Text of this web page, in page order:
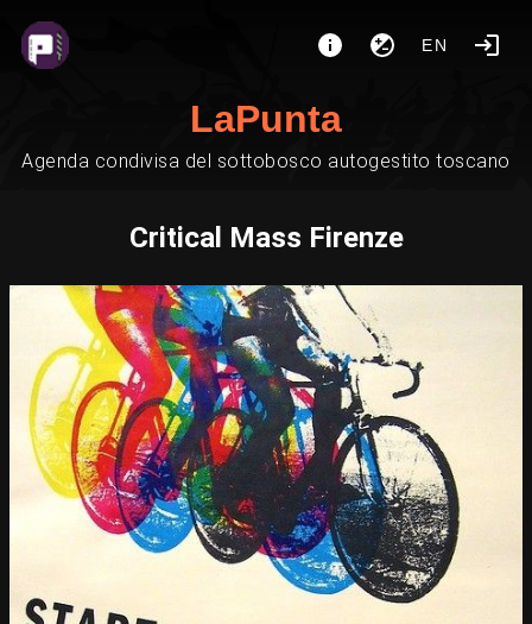
EN
LaPunta
Agenda condivisa del sottobosco autogestito toscano
Critical Mass Firenze